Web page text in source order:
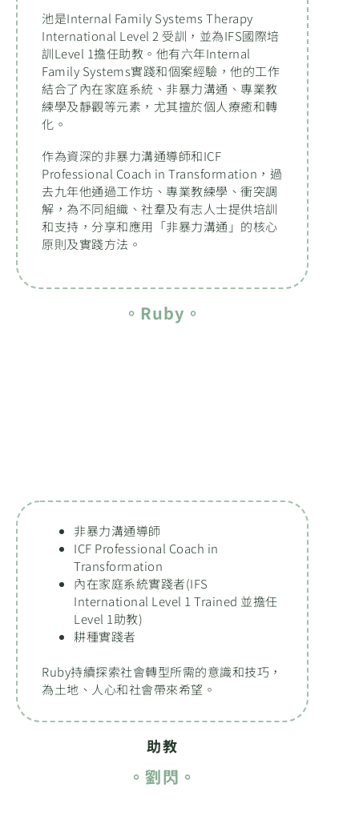
池是Internal Family Systems Therapy
International Level 2 受訓，並為IFS國際培
訓Level 1擔任助教。他有六年Internal
Family Systems實踐和個案經驗，他的工作
結合了內在家庭系統、非暴力溝通、專業教
練學及靜觀等元素，尤其擅於個人療癒和轉
化。
作為資深的非暴力溝通導師和ICF
Professional Coach in Transformation，過
去九年他通過工作坊、專業教練學、衝突調
解，為不同組織、社羣及有志人士提供培訓
和支持，分享和應用「非暴力溝通」的核心
原則及實踐方法。
。Ruby。
非暴力溝通導師
ICF Professional Coach in
Transformation
內在家庭系統實踐者(IFS
International Level 1 Trained 並擔任
Level 1助教)
耕種實踐者
Ruby持續探索社會轉型所需的意識和技巧，
為土地、人心和社會帶來希望。
助教
。劉閃。